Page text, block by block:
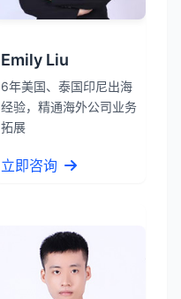
Emily Liu
6年美国、泰国印尼出海
经验，精通海外公司业务
拓展
立即咨询